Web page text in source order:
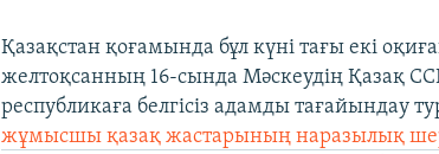
Қазақстан қоғамында бұл күні тағы екі
желтоқсанның 16-сында Мәскеудің Қазақ
республикаға белгісіз адамды тағайындау
жұмысшы қазақ жастарының наразылық